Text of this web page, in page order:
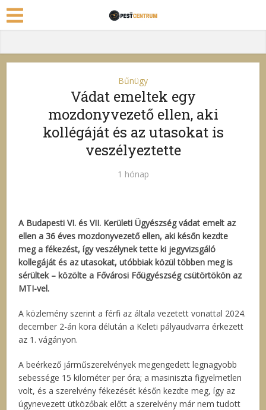
Bűnügy
Vádat emeltek egy
mozdonyvezető ellen, aki
kollégáját és az utasokat is
veszélyeztette
1 hónap
A Budapesti VI. és VII. Kerületi Ügyészség vádat emelt az
ellen a 36 éves mozdonyvezető ellen, aki későn kezdte
meg a fékezést, így veszélynek tette ki jegyvizsgáló
kollegáját és az utasokat, utóbbiak közül többen meg is
sérültek – közölte a Fővárosi Főügyészség csütörtökön az
MTI-vel.
A közlemény szerint a férfi az általa vezetett vonattal 2024.
december 2-án kora délután a Keleti pályaudvarra érkezett
az 1. vágányon.
A beérkező járműszerelvények megengedett legnagyobb
sebessége 15 kilométer per óra; a masiniszta figyelmetlen
volt, és a szerelvény fékezését későn kezdte meg, így az
úgynevezett ütközőbak előtt a szerelvény már nem tudott